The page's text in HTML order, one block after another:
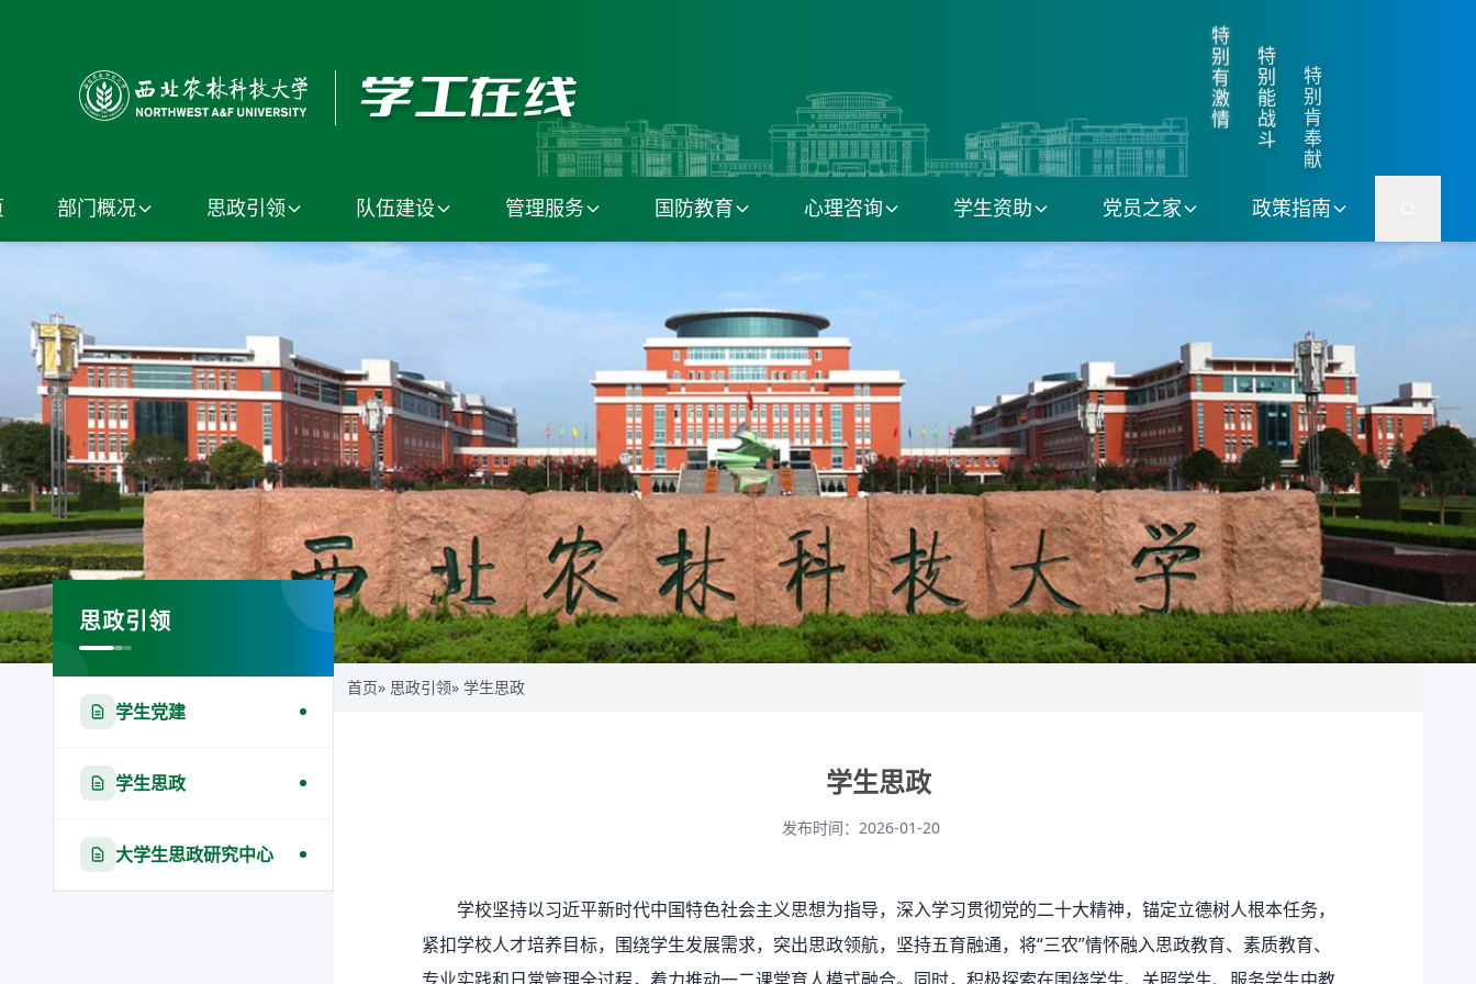
特
别
有
激
情
特
别
能
战
斗
特
别
肯
奉
献
部门概况 思政引领 队伍建设 管理服务 国防教育 心理咨询 学生资助 党员之家 政策指南
思政引领
学生党建
学生思政
大学生思政研究中心
首页» 思政引领» 学生思政
学生思政
发布时间：2026-01-20
学校坚持以习近平新时代中国特色社会主义思想为指导，深入学习贯彻党的二十大精神，锚定立德树人根本任务，
紧扣学校人才培养目标，围绕学生发展需求，突出思政领航，坚持五育融通，将“三农”情怀融入思政教育、素质教育、